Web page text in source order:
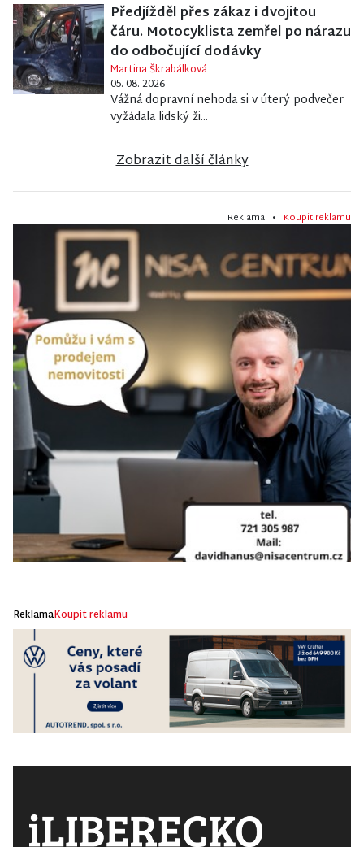
Předjížděl přes zákaz i dvojitou
čáru. Motocyklista zemřel po nárazu
do odbočující dodávky
Martina Škrabálková
05. 08. 2026
Vážná dopravní nehoda si v úterý podvečer
vyžádala lidský ži...
Zobrazit další články
Reklama • Koupit reklamu
ReklamaKoupit reklamu